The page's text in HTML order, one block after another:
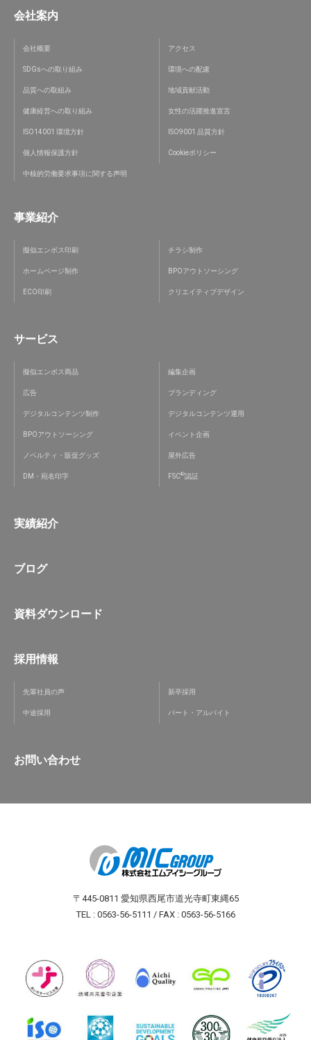
会社案内
会社概要 アクセス
SDGsへの取り組み 環境への配慮
品質への取組み 地域貢献活動
健康経営への取り組み 女性の活躍推進宣言
ISO14001 環境方針 ISO9001 品質方針
個人情報保護方針 Cookieポリシー
中核的労働要求事項に関する声明
事業紹介
擬似エンボス印刷 チラシ制作
ホームページ制作 BPOアウトソーシング
ECO印刷 クリエイティブデザイン
サービス
擬似エンボス商品 編集企画
広告 ブランディング
デジタルコンテンツ制作 デジタルコンテンツ運用
BPOアウトソーシング イベント企画
ノベルティ・販促グッズ 屋外広告
DM・宛名印字 FSC®認証
実績紹介
ブログ
資料ダウンロード
採用情報
先輩社員の声 新卒採用
中途採用 パート・アルバイト
お問い合わせ
〒445-0811 愛知県西尾市道光寺町東縄65
TEL : 0563-56-5111 / FAX : 0563-56-5166